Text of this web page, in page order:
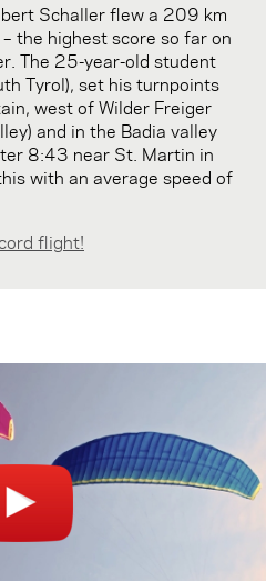
Schaller flew a 209 km
the highest score so far on
The 25-year-old student
Tyrol), set his turnpoints
west of Wilder Freiger
and in the Badia valley
8:43 near St. Martin in
with an average speed of
flight!
check your browser plugins
videos.